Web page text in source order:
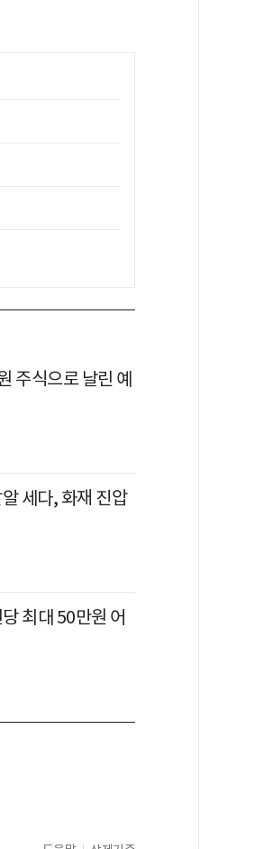
주식으로 날린 예
세다, 화재 진압
최대 50만원 어